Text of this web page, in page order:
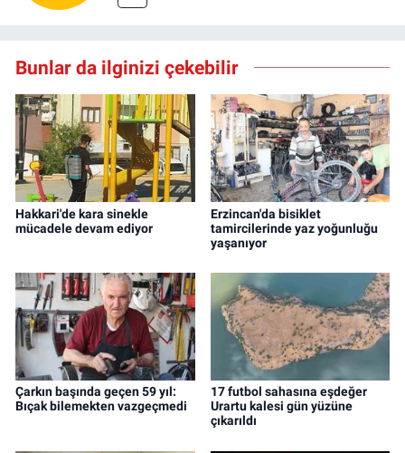
Bunlar da ilginizi çekebilir
Hakkari'de kara sinekle
mücadele devam ediyor
Erzincan'da bisiklet
tamircilerinde yaz yoğunluğu
yaşanıyor
Çarkın başında geçen 59 yıl:
Bıçak bilemekten vazgeçmedi
17 futbol sahasına eşdeğer
Urartu kalesi gün yüzüne
çıkarıldı